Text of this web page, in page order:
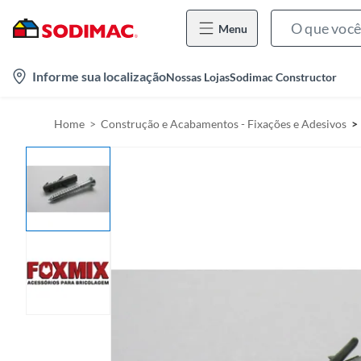
Menu
Informe sua localizaçãoNossas LojasSodimac Constructor
Home Construção e Acabamentos - Fixações e Adesivos